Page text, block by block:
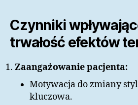
Czynniki
trwałość efektów
Zaangażowanie pacjenta:
Motywacja do zmiany
kluczowa.